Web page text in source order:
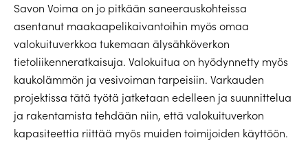
Savon Voima on jo pitkään saneerauskohteissa
asentanut maakaapelikaivantoihin myös omaa
valokuituverkkoa tukemaan älysähköverkon
tietoliikenneratkaisuja. Valokuitua on hyödynnetty myös
kaukolämmön ja vesivoiman tarpeisiin. Varkauden
projektissa tätä työtä jatketaan edelleen ja suunnittelua
ja rakentamista tehdään niin, että valokuituverkon
kapasiteettia riittää myös muiden toimijoiden käyttöön.